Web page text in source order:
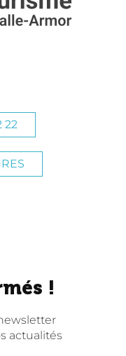
22
!
actualités